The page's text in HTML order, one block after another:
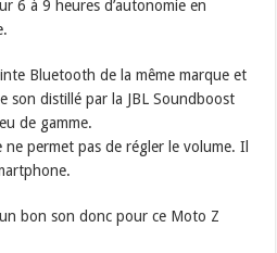
6 à 9 heures d’autonomie en
Bluetooth de la même marque et
son distillé par la JBL Soundboost
de gamme.
ne permet pas de régler le volume. Il
bon son donc pour ce Moto Z